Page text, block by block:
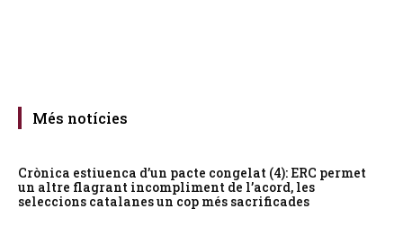
Més notícies
Crònica estiuenca d’un pacte congelat (4): ERC permet
un altre flagrant incompliment de l’acord, les
seleccions catalanes un cop més sacrificades